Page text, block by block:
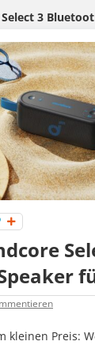
3
kleinen Preis: